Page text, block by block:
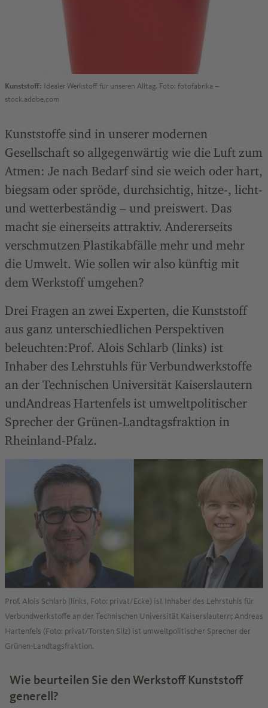
Kunststoff: Idealer Werkstoff für unseren Alltag. Foto: fotofabrika –
stock.adobe.com
Kunststoffe sind in unserer modernen
Gesellschaft so allgegenwärtig wie die Luft zum
Atmen: Je nach Bedarf sind sie weich oder hart,
biegsam oder spröde, durchsichtig, hitze-, licht-
und wetterbeständig – und preiswert. Das
macht sie einerseits attraktiv. Andererseits
verschmutzen Plastikabfälle mehr und mehr
die Umwelt. Wie sollen wir also künftig mit
dem Werkstoff umgehen?
Drei Fragen an zwei Experten, die Kunststoff
aus ganz unterschiedlichen Perspektiven
beleuchten:Prof. Alois Schlarb (links) ist
Inhaber des Lehrstuhls für Verbundwerkstoffe
an der Technischen Universität Kaiserslautern
undAndreas Hartenfels ist umweltpolitischer
Sprecher der Grünen-Landtagsfraktion in
Rheinland-Pfalz.
Prof. Alois Schlarb (links, Foto: privat/Ecke) ist Inhaber des Lehrstuhls für
Verbundwerkstoffe an der Technischen Universität Kaiserslautern; Andreas
Hartenfels (Foto: privat/Torsten Silz) ist umweltpolitischer Sprecher der
Grünen-Landtagsfraktion.
Wie beurteilen Sie den Werkstoff Kunststoff
generell?